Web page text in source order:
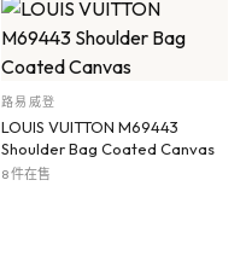
路易威登
LOUIS VUITTON M69443
Shoulder Bag Coated Canvas
8 件在售